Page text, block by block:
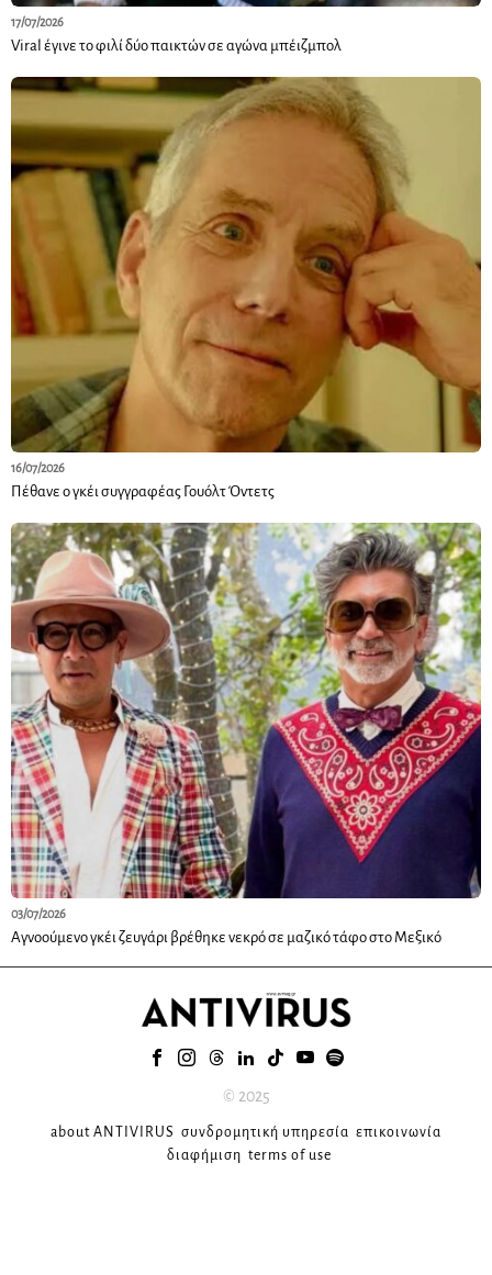
17/07/2026
Viral έγινε το φιλί δύο παικτών σε αγώνα μπέιζμπολ
16/07/2026
Πέθανε ο γκέι συγγραφέας Γουόλτ Όντετς
03/07/2026
Αγνοούμενο γκέι ζευγάρι βρέθηκε νεκρό σε μαζικό τάφο στο Μεξικό
© 2025
about ANTIVIRUS συνδρομητική υπηρεσία επικοινωνία
διαφήμιση terms of use